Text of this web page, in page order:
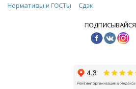
Нормативы и ГОСТы
Сдэк
ПОДПИСЫВАЙСЯ